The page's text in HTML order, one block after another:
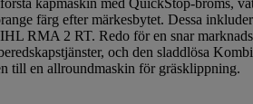
kapmaskin med QuickStop-broms,
färg efter märkesbytet. Dessa
2 RT. Redo för en snar
och den sladdlösa
till en allroundmaskin för gräsklippning.